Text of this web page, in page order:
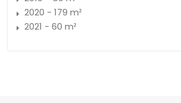
2020 - 179 m²
2021 - 60 m²